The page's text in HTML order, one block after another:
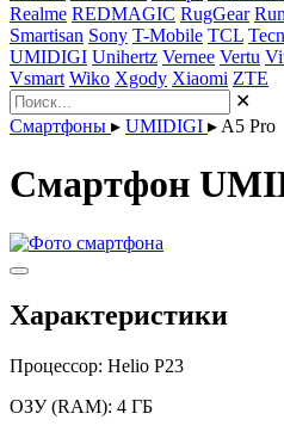
Realme REDMAGIC RugGear
Smartisan Sony T-Mobile TCL
UMIDIGI Unihertz Vernee Vertu
Vsmart Wiko Xgody Xiaomi ZTE
✕
Смартфоны ▸ UMIDIGI ▸ A5 Pro
Смартфон
Характеристики
Процессор: Helio P23
ОЗУ (RAM): 4 ГБ